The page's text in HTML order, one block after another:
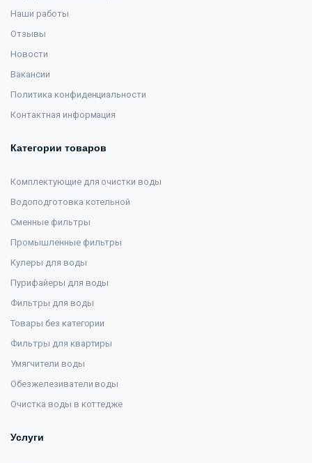
Наши работы
Отзывы
Новости
Вакансии
Политика конфиденциальности
Контактная информация
Категории товаров
Комплектующие для очистки воды
Водоподготовка котельной
Сменные фильтры
Промышленные фильтры
Кулеры для воды
Пурифайеры для воды
Фильтры для воды
Товары без категории
Фильтры для квартиры
Умягчители воды
Обезжелезиватели воды
Очистка воды в коттедже
Услуги